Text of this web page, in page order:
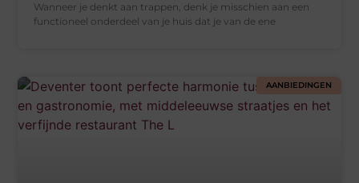
Wanneer je denkt aan trappen, denk je misschien aan een
functioneel onderdeel van je huis dat je van de ene
AANBIEDINGEN